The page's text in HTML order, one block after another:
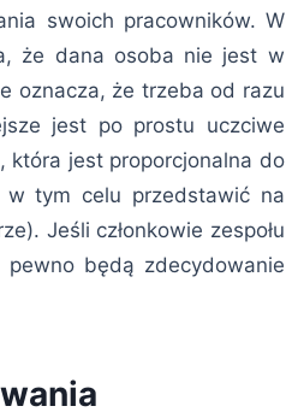
swoich pracowników. W
że dana osoba nie jest w
oznacza, że trzeba od razu
jest po prostu uczciwe
która jest proporcjonalna do
w tym celu przedstawić na
Jeśli członkowie zespołu
będą zdecydowanie